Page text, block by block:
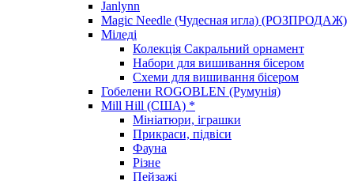
Janlynn
Magic Needle (Чудесная игла) (РОЗПРОДАЖ)
Міледі
Колекція Сакральний орнамент
Набори для вишивання бісером
Схеми для вишивання бісером
Гобелени ROGOBLEN (Румунія)
Mill Hill (США) *
Мініатюри, іграшки
Прикраси, підвіси
Фауна
Різне
Пейзажі